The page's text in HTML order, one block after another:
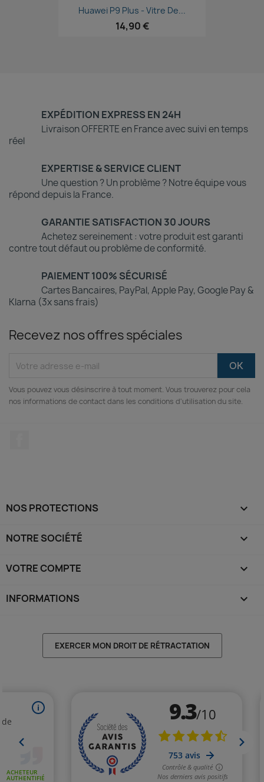
Aperçu rapide
Huawei P9 Plus - Vitre De...
14,90 €
EXPÉDITION EXPRESS EN 24H
Livraison OFFERTE en France avec suivi en temps
réel
EXPERTISE & SERVICE CLIENT
Une question ? Un problème ? Notre équipe vous
répond depuis la France.
GARANTIE SATISFACTION 30 JOURS
Achetez sereinement : votre produit est garanti
contre tout défaut ou problème de conformité.
PAIEMENT 100% SÉCURISÉ
Cartes Bancaires, PayPal, Apple Pay, Google Pay &
Klarna (3x sans frais)
Recevez nos offres spéciales
Vous pouvez vous désinscrire à tout moment. Vous trouverez pour cela
nos informations de contact dans les conditions d'utilisation du site.
NOS PROTECTIONS 
NOTRE SOCIÉTÉ 
VOTRE COMPTE 
INFORMATIONS keyboard_arrow_down
EXERCER MON DROIT DE RÉTRACTATION